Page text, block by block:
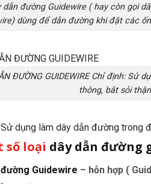
dẫn đường Guidewire ( hay còn gọi
dùng để dẫn đường khi đặt các
ĐƯỜNG GUIDEWIRE Chỉ định: Sử
thông, bắt sỏi
dụng làm dây dẫn đường trong
số loại dây dẫn đường
đường Guidewire – hỗn hợp (